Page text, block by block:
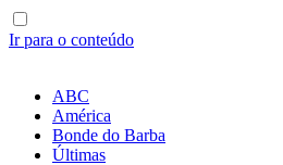
Ir para o conteúdo
ABC
América
Bonde do Barba
Últimas